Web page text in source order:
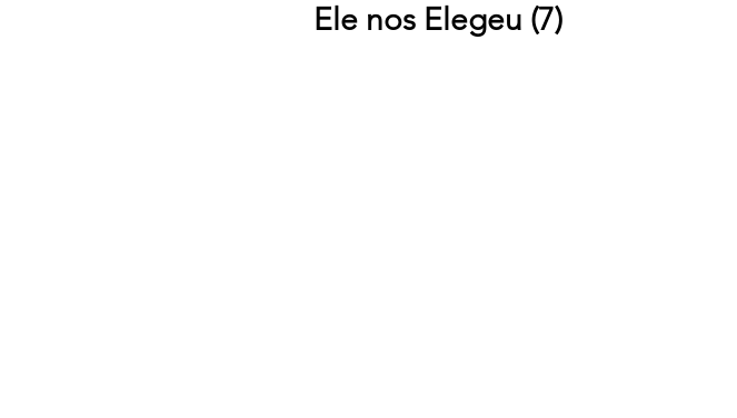
Ele nos Elegeu (7)